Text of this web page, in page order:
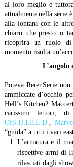
al loro meglio e
attualmente nella serie
alla lontana con le
chiaro che presto o
ricoprirà un ruolo di
momento risulta
L’angolo
Poteva RecenSerie
ammiccate d’occhio
Hell’s Kitchen?
carissimi lettori,
OfS.H.I.E.L.D.
,
“guida” a tutti i vari
L’armatura e il
rispettive armi di
rilasciati dagli